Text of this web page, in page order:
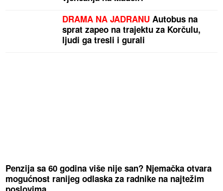
DRAMA NA JADRANU Autobus na
sprat zapeo na trajektu za Korčulu,
ljudi ga tresli i gurali
Penzija sa 60 godina više nije san? Njemačka otvara
mogućnost ranijeg odlaska za radnike na najtežim